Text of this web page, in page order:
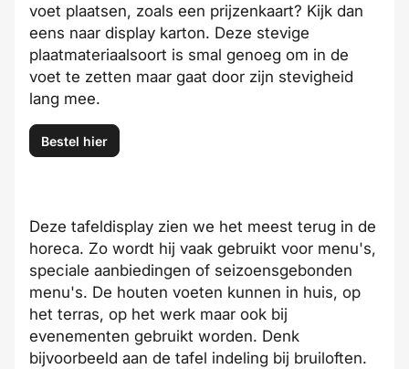
voet plaatsen, zoals een prijzenkaart? Kijk dan
eens naar display karton. Deze stevige
plaatmateriaalsoort is smal genoeg om in de
voet te zetten maar gaat door zijn stevigheid
lang mee.
Bestel hier
Deze tafeldisplay zien we het meest terug in de
horeca. Zo wordt hij vaak gebruikt voor menu's,
speciale aanbiedingen of seizoensgebonden
menu's. De houten voeten kunnen in huis, op
het terras, op het werk maar ook bij
evenementen gebruikt worden. Denk
bijvoorbeeld aan de tafel indeling bij bruiloften.